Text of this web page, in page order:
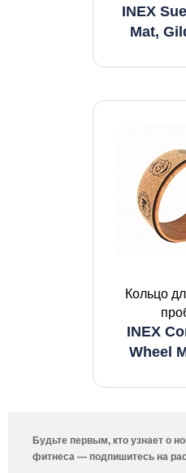
INEX
Mat,
Кольцо
INEX
Wheel
Будьте первым, кто узнает о
фитнеса — подпишитесь на